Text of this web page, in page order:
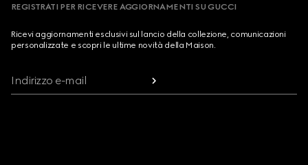
REGISTRATI PER RICEVERE AGGIORNAMENTI SU GUCCI
Ricevi aggiornamenti esclusivi sul lancio della collezione, comunicazioni
personalizzate e scopri le ultime novità della Maison.
Indirizzo e-mail